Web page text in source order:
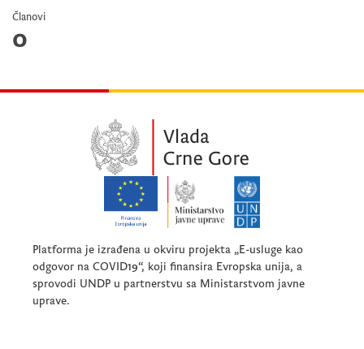
Članovi
0
Platforma je izrađena u okviru projekta „E-usluge kao
odgovor na COVID19“, koji finansira Evropska unija, a
sprovodi UNDP u partnerstvu sa Ministarstvom javne
uprave.